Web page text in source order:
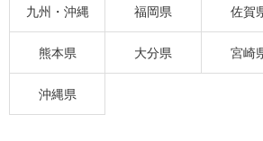
九州・沖縄 福岡県 佐賀
熊本県 大分県 宮崎
沖縄県